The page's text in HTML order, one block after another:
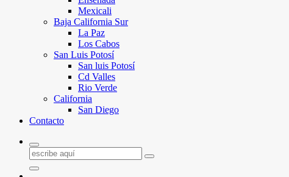
Mexicali
Baja California Sur
La Paz
Los Cabos
San Luis Potosí
San luis Potosí
Cd Valles
Rio Verde
California
San Diego
Contacto